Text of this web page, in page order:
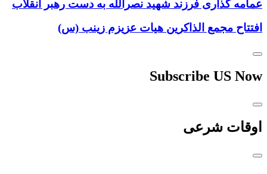
عمامه گذاری فرزند شهید نصرالله به دست رهبر انقلاب
افتتاح مجمع الذاکرین هیات عزیزم زینب (س)
Subscribe US Now
اوقات شرعی